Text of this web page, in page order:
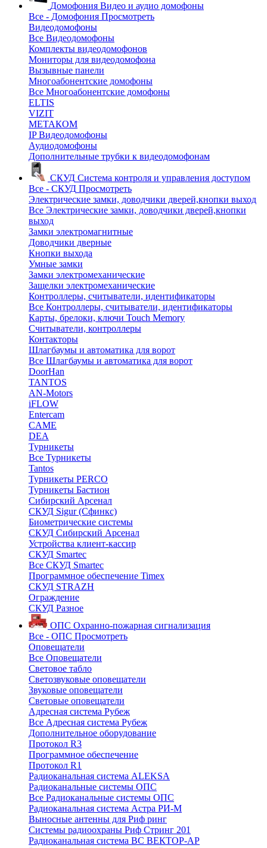
Домофония Видео и аудио домофоны
Все - Домофония Просмотреть
Видеодомофоны
Все Видеодомофоны
Комплекты видеодомофонов
Мониторы для видеодомофона
Вызывные панели
Многоабонентские домофоны
Все Многоабонентские домофоны
ELTIS
VIZIT
МЕТАКОМ
IP Видеодомофоны
Аудиодомофоны
Дополнительные трубки к видеодомофонам
СКУД Система контроля и управления доступом
Все - СКУД Просмотреть
Электрические замки, доводчики дверей,кнопки выход
Все Электрические замки, доводчики дверей,кнопки
выход
Замки электромагнитные
Доводчики дверные
Кнопки выхода
Умные замки
Замки электромеханические
Защелки электромеханические
Контроллеры, считыватели, идентификаторы
Все Контроллеры, считыватели, идентификаторы
Карты, брелоки, ключи Touch Memory
Считыватели, контроллеры
Контакторы
Шлагбаумы и автоматика для ворот
Все Шлагбаумы и автоматика для ворот
DoorHan
TANTOS
AN-Motors
iFLOW
Entercam
CAME
DEA
Турникеты
Все Турникеты
Tantos
Турникеты PERCO
Турникеты Бастион
Сибирский Арсенал
СКУД Sigur (Сфинкс)
Биометрические системы
СКУД Сибирский Арсенал
Устройства клиент-кассир
СКУД Smartec
Все СКУД Smartec
Программное обеспечение Timex
СКУД STRAZH
Ограждение
СКУД Разное
ОПС Охранно-пожарная сигнализация
Все - ОПС Просмотреть
Оповещатели
Все Оповещатели
Световое табло
Светозвуковые оповещатели
Звуковые оповещатели
Световые оповещатели
Адресная система Рубеж
Все Адресная система Рубеж
Дополнительное оборудование
Протокол R3
Программное обеспечение
Протокол R1
Радиоканальная система ALEKSA
Радиоканальные системы ОПС
Все Радиоканальные системы ОПС
Радиоканальная система Астра РИ-М
Выносные антенны для Риф ринг
Системы радиоохраны Риф Стринг 201
Радиоканальная система ВС ВЕКТОР-АР